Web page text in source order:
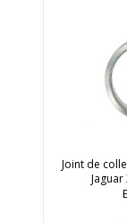
Joint de
Jaguar